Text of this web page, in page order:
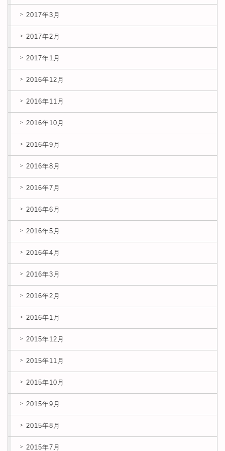
2017年3月
2017年2月
2017年1月
2016年12月
2016年11月
2016年10月
2016年9月
2016年8月
2016年7月
2016年6月
2016年5月
2016年4月
2016年3月
2016年2月
2016年1月
2015年12月
2015年11月
2015年10月
2015年9月
2015年8月
2015年7月